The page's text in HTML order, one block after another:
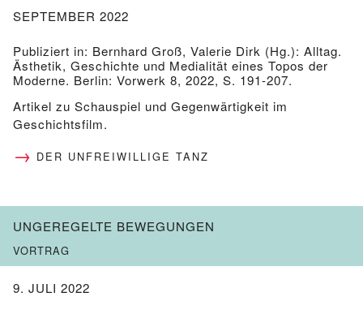
SEPTEMBER 2022
Publiziert in: Bernhard Groß, Valerie Dirk (Hg.): Alltag.
Ästhetik, Geschichte und Medialität eines Topos der
Moderne. Berlin: Vorwerk 8, 2022, S. 191-207.
Artikel zu Schauspiel und Gegenwärtigkeit im
Geschichtsfilm.
DER UNFREIWILLIGE TANZ
UNGEREGELTE BEWEGUNGEN
VORTRAG
9. JULI 2022